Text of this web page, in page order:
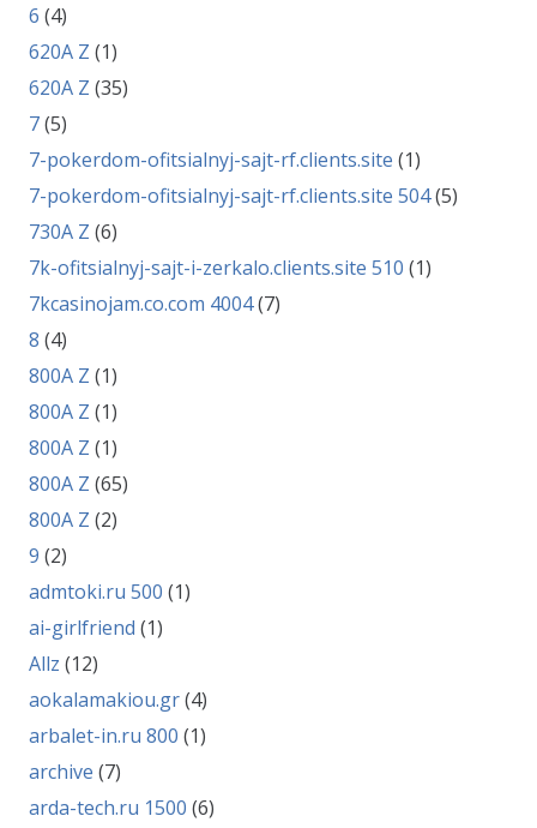
6 (4)
620A Z (1)
620A Z (35)
7(5)
7-pokerdom-ofitsialnyj-sajt-rf.clients.site (1)
7-pokerdom-ofitsialnyj-sajt-rf.clients.site 504(5)
730A Z (6)
7k-ofitsialnyj-sajt-i-zerkalo.clients.site 510 (1)
7kcasinojam.co.com 4004(7)
8 (4)
800A Z (1)
800A Z (1)
800A Z (1)
800A Z (65)
800A Z (2)
9 (2)
admtoki.ru 500 (1)
ai-girlfriend (1)
Allz (12)
aokalamakiou.gr(4)
arbalet-in.ru 800 (1)
archive (7)
arda-tech.ru 1500 (6)